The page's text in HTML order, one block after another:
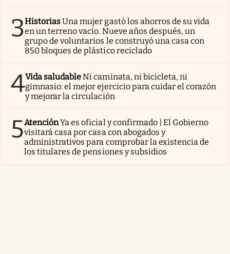
3HistoriasUna mujer gastó los ahorros de su vida
en un terreno vacío. Nueve años después, un
grupo de voluntarios le construyó una casa con
850 bloques de plástico reciclado
4Vida saludableNi caminata, ni bicicleta, ni
gimnasio: el mejor ejercicio para cuidar el corazón
y mejorar la circulación
5AtenciónYa es oficial y confirmado | El Gobierno
visitará casa por casa con abogados y
administrativos para comprobar la existencia de
los titulares de pensiones y subsidios